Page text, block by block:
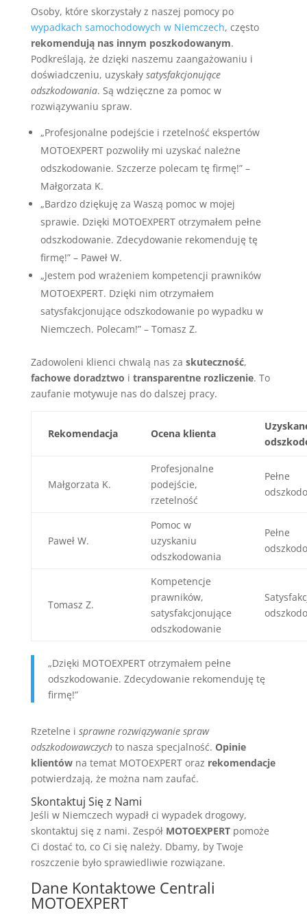
Osoby, które skorzystały z naszej pomocy po
wypadkach samochodowych w Niemczech, często
rekomendują nas innym poszkodowanym.
Podkreślają, że dzięki naszemu zaangażowaniu i
doświadczeniu, uzyskały satysfakcjonujące
odszkodowania. Są wdzięczne za pomoc w
rozwiązywaniu spraw.
„Profesjonalne podejście i rzetelność ekspertów
MOTOEXPERT pozwoliły mi uzyskać należne
odszkodowanie. Szczerze polecam tę firmę!” –
Małgorzata K.
„Bardzo dziękuję za Waszą pomoc w mojej
sprawie. Dzięki MOTOEXPERT otrzymałem pełne
odszkodowanie. Zdecydowanie rekomenduję tę
firmę!” – Paweł W.
„Jestem pod wrażeniem kompetencji prawników
MOTOEXPERT. Dzięki nim otrzymałem
satysfakcjonujące odszkodowanie po wypadku w
Niemczech. Polecam!” – Tomasz Z.
Zadowoleni klienci chwalą nas za skuteczność,
fachowe doradztwo i transparentne rozliczenie. To
zaufanie motywuje nas do dalszej pracy.
Rekomendacja Ocena klienta
Małgorzata K.
Profesjonalne
podejście,
rzetelność
Pełne
Paweł W.
Pomoc w
uzyskaniu
odszkodowania
Pełne
Tomasz Z.
Kompetencje
prawników,
satysfakcjonujące
odszkodowanie
„Dzięki MOTOEXPERT otrzymałem pełne
odszkodowanie. Zdecydowanie rekomenduję tę
firmę!”
Rzetelne i sprawne rozwiązywanie spraw
odszkodowawczychto nasza specjalność. Opinie
klientówna temat MOTOEXPERT oraz rekomendacje
potwierdzają, że można nam zaufać.
Skontaktuj Się z Nami
Jeśli w Niemczech wypadł ci wypadek drogowy,
skontaktuj się z nami. Zespół MOTOEXPERTpomoże
Ci dostać to, co Ci się należy. Dbamy, by Twoje
roszczenie było sprawiedliwie rozwiązane.
Dane Kontaktowe Centrali
MOTOEXPERT